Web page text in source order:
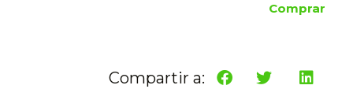
Comprar
Compartir a: